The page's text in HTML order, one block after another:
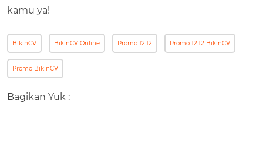
kamu ya!
BikinCV BikinCV Online Promo 12.12 Promo 12.12 BikinCV
Promo BikinCV
Bagikan Yuk :